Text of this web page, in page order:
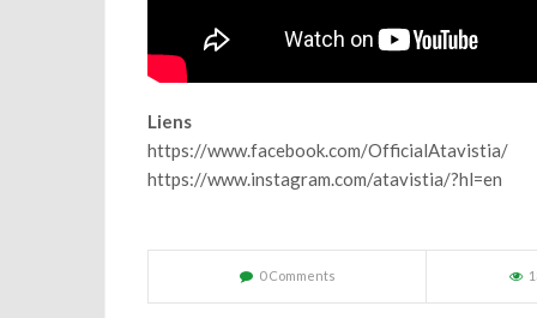
Liens
https://www.facebook.com/OfficialAtavistia/
https://www.instagram.com/atavistia/?hl=en
0 Comments